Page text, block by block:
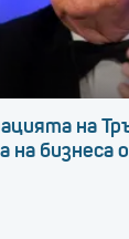
на
на